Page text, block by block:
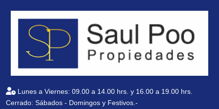
Lunes a Viernes: 09.00 a 14.00 hrs. y 16.00 a 19.00 hrs.
Cerrado: Sábados - Domingos y Festivos.-